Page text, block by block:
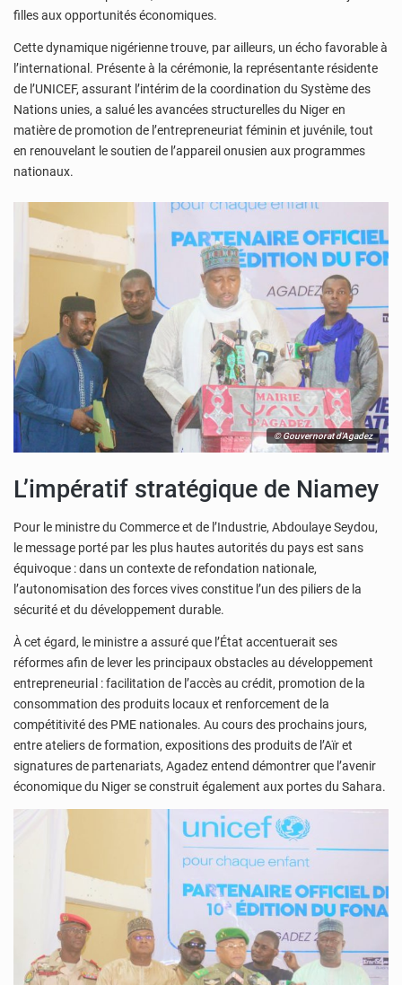
filles aux opportunités économiques.
Cette dynamique nigérienne trouve, par ailleurs, un écho favorable à
l’international. Présente à la cérémonie, la représentante résidente
de l’UNICEF, assurant l’intérim de la coordination du Système des
Nations unies, a salué les avancées structurelles du Niger en
matière de promotion de l’entrepreneuriat féminin et juvénile, tout
en renouvelant le soutien de l’appareil onusien aux programmes
nationaux.
© Gouvernorat d'Agadez
L’impératif stratégique de Niamey
Pour le ministre du Commerce et de l’Industrie, Abdoulaye Seydou,
le message porté par les plus hautes autorités du pays est sans
équivoque : dans un contexte de refondation nationale,
l’autonomisation des forces vives constitue l’un des piliers de la
sécurité et du développement durable.
À cet égard, le ministre a assuré que l’État accentuerait ses
réformes afin de lever les principaux obstacles au développement
entrepreneurial : facilitation de l’accès au crédit, promotion de la
consommation des produits locaux et renforcement de la
compétitivité des PME nationales. Au cours des prochains jours,
entre ateliers de formation, expositions des produits de l’Aïr et
signatures de partenariats, Agadez entend démontrer que l’avenir
économique du Niger se construit également aux portes du Sahara.